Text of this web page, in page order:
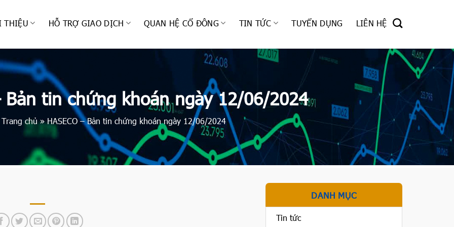
THIỆU HỖ TRỢ GIAO DỊCH QUAN HỆ CỔ ĐÔNG TIN TỨC TUYỂN DỤNG LIÊN HỆ
Bản tin chứng khoán ngày 12/06/2024
Trang chủ»HASECO – Bản tin chứng khoán ngày 12/06/2024
DANH MỤC
Tin tức